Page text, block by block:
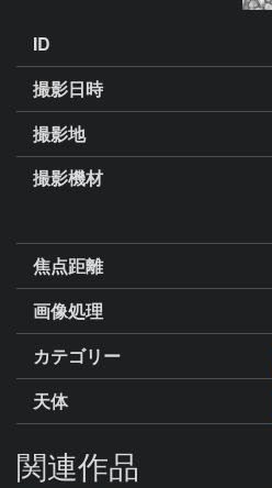
ID
撮影日時
撮影地
撮影機材
焦点距離
画像処理
カテゴリー
天体
関連作品